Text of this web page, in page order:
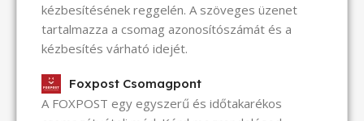
kézbesítésének reggelén. A szöveges üzenet
tartalmazza a csomag azonosítószámát és a
kézbesítés várható idejét.
Foxpost Csomagpont
A FOXPOST egy egyszerű és időtakarékos